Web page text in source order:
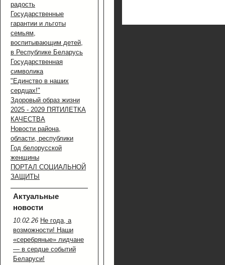
радость
Государственные
гарантии и льготы
семьям,
воспитывающим детей,
в Республике Беларусь
Государственная
символика
"Единство в наших
сердцах!"
Здоровый образ жизни
2025 - 2029 ПЯТИЛЕТКА
КАЧЕСТВА
Новости района,
области, республики
Год белорусской
женщины
ПОРТАЛ СОЦИАЛЬНОЙ
ЗАЩИТЫ
Актуальные
новости
10.02.26 Не года, а
возможности! Наши
«серебряные» лидчане
— в сердце событий
Беларуси!